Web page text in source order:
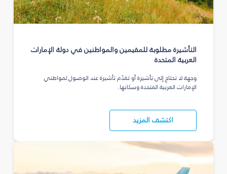
التأشيرة مطلوبة للمقيمين والمواطنين في دولة الإمارات
العربية المتحدة
وجهة لا تحتاج إلى تأشيرة أو تقدّم تأشيرة عند الوصول لمواطني
الإمارات العربية المتحدة وسكانها.
اكتشف المزيد